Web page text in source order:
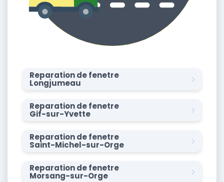
Reparation de fenetre
Longjumeau
Reparation de fenetre
Gif-sur-Yvette
Reparation de fenetre
Saint-Michel-sur-Orge
Reparation de fenetre
Morsang-sur-Orge